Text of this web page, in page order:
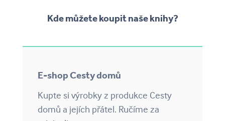
Kde můžete koupit naše knihy?
E-shop Cesty domů
Kupte si výrobky z produkce Cesty
domů a jejích přátel. Ručíme za